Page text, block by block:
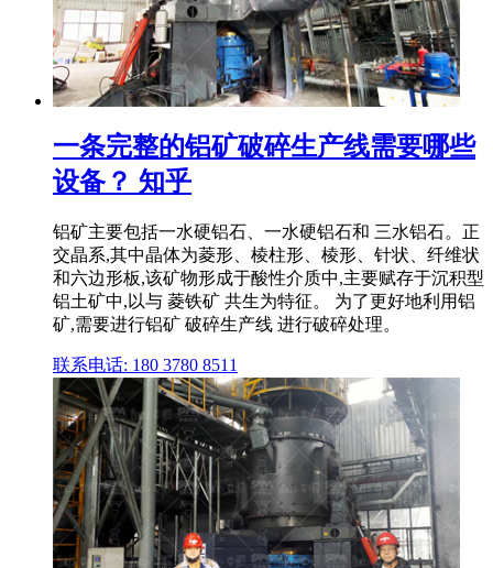
一条完整的铝矿破碎生产线需要哪些
设备？ 知乎
铝矿主要包括一水硬铝石、一水硬铝石和 三水铝石。正
交晶系,其中晶体为菱形、棱柱形、棱形、针状、纤维状
和六边形板,该矿物形成于酸性介质中,主要赋存于沉积型
铝土矿中,以与 菱铁矿 共生为特征。 为了更好地利用铝
矿,需要进行铝矿 破碎生产线 进行破碎处理。
联系电话: 180 3780 8511